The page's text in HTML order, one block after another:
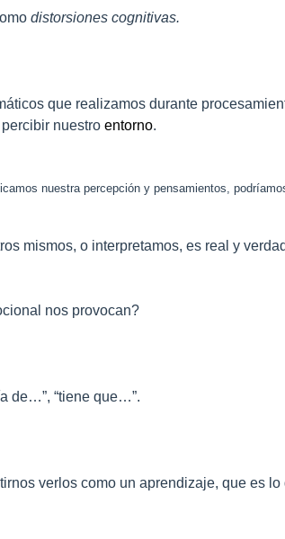
distorsiones cognitivas.
que realizamos durante
nuestro entorno.
nuestra percepción y pensamientos,
mismos, o interpretamos, es real y
nos provocan?
de…”, “tiene que…”.
verlos como un aprendizaje, que es